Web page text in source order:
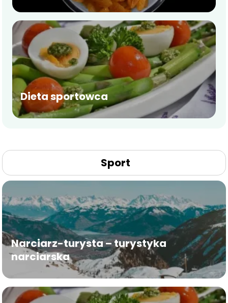
Dieta sportowca
Sport
Narciarz-turysta – turystyka
narciarska